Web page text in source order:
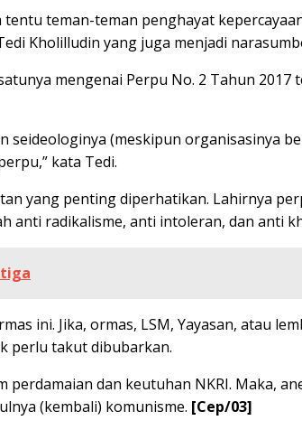
teman-teman penghayat
Kholilludin yang juga menjadi
mengenai Perpu No. 2 Tahun 2017
seideologinya (meskipun organisasinya
kata Tedi.
yang penting diperhatikan. Lahirnya
anti radikalisme, anti intoleran, dan anti
ini. Jika, ormas, LSM, Yayasan, atau
perlu takut dibubarkan.
dan keutuhan NKRI. Maka,
(kembali) komunisme. [Cep/03]